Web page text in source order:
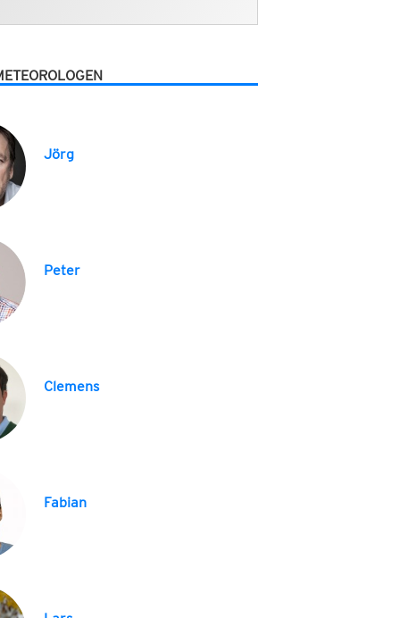
Jörg
Peter
Clemens
Fabian